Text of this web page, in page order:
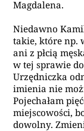
Magdalena.
Niedawno
takie, które np.
ani z płcią
w tej sprawie
Urzędniczka
imienia nie
Pojechałam
miejscowości,
dowolny.